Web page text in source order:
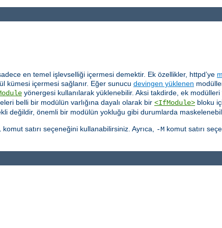
en temel işlevselliği içermesi demektir. Ek özellikler, httpd’ye
kümesi içermesi sağlanır. Eğer sunucu devingen yüklenen
yönergesi kullanılarak yüklenebilir. Aksi takdirde, ek
belli bir modülün varlığına dayalı olarak bir <IfModule> bloku
değildir, önemli bir modülün yokluğu gibi durumlarda
komut satırı seçeneğini kullanabilirsiniz. Ayrıca, -M komut satırı